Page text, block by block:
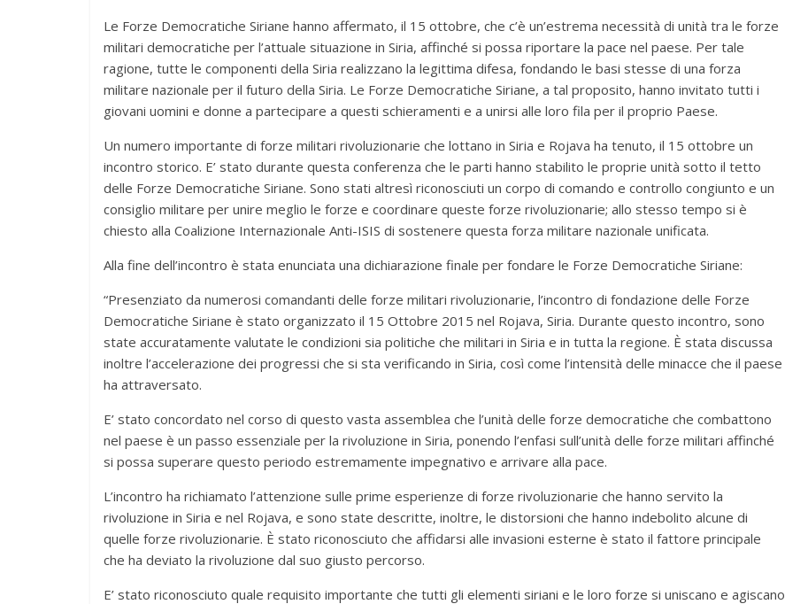
Le Forze Democratiche Siriane hanno affermato, il 15 ottobre, che c’è un’estrema necessità di unità tra le forze
militari democratiche per l’attuale situazione in Siria, affinché si possa riportare la pace nel paese. Per tale
ragione, tutte le componenti della Siria realizzano la legittima difesa, fondando le basi stesse di una forza
militare nazionale per il futuro della Siria. Le Forze Democratiche Siriane, a tal proposito, hanno invitato tutti i
giovani uomini e donne a partecipare a questi schieramenti e a unirsi alle loro fila per il proprio Paese.
Un numero importante di forze militari rivoluzionarie che lottano in Siria e Rojava ha tenuto, il 15 ottobre un
incontro storico. E’ stato durante questa conferenza che le parti hanno stabilito le proprie unità sotto il tetto
delle Forze Democratiche Siriane. Sono stati altresì riconosciuti un corpo di comando e controllo congiunto e un
consiglio militare per unire meglio le forze e coordinare queste forze rivoluzionarie; allo stesso tempo si è
chiesto alla Coalizione Internazionale Anti-ISIS di sostenere questa forza militare nazionale unificata.
Alla fine dell’incontro è stata enunciata una dichiarazione finale per fondare le Forze Democratiche Siriane:
“Presenziato da numerosi comandanti delle forze militari rivoluzionarie, l’incontro di fondazione delle Forze
Democratiche Siriane è stato organizzato il 15 Ottobre 2015 nel Rojava, Siria. Durante questo incontro, sono
state accuratamente valutate le condizioni sia politiche che militari in Siria e in tutta la regione. È stata discussa
inoltre l’accelerazione dei progressi che si sta verificando in Siria, così come l’intensità delle minacce che il paese
ha attraversato.
E’ stato concordato nel corso di questo vasta assemblea che l’unità delle forze democratiche che combattono
nel paese è un passo essenziale per la rivoluzione in Siria, ponendo l’enfasi sull’unità delle forze militari affinché
si possa superare questo periodo estremamente impegnativo e arrivare alla pace.
L’incontro ha richiamato l’attenzione sulle prime esperienze di forze rivoluzionarie che hanno servito la
rivoluzione in Siria e nel Rojava, e sono state descritte, inoltre, le distorsioni che hanno indebolito alcune di
quelle forze rivoluzionarie. È stato riconosciuto che affidarsi alle invasioni esterne è stato il fattore principale
che ha deviato la rivoluzione dal suo giusto percorso.
E’ stato riconosciuto quale requisito importante che tutti gli elementi siriani e le loro forze si uniscano e agiscano